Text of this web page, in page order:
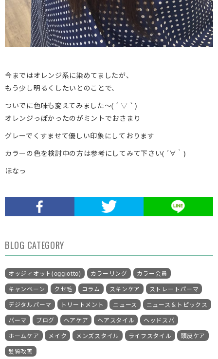
今まではオレンジ系に染めてましたが、
もう少し明るくしたいとのことで、
ついでに色味も変えてみました〜( ´ ▽ ` )
オレンジっぽかったのがミントでおさまり
グレーでくすませて優しい印象にしております
カラーの色を検討中の方は参考にしてみて下さい( ´∀｀)
ほなっ
BLOG CATEGORY
オッジィオット(oggiotto) カラーリング
カラー会員
キャンペーン
クセ毛 コラム スキンケア
ストレートパーマ
デジタルパーマ
トリートメント ニュース
ニュース＆トピックス
パーマ
ブログ ヘアケア ヘアスタイル
ヘッドスパ
ホームケア
メイク メンズスタイル ライフスタイル
頭皮ケア
髪質改善